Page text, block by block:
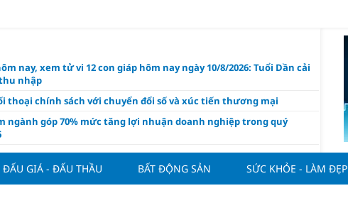
nay, xem tử vi 12 con giáp hôm nay ngày 10/8/2026: Tuổi Dần cải
nhập
thoại chính sách với chuyển đổi số và xúc tiến thương mại
ngành góp 70% mức tăng lợi nhuận doanh nghiệp trong quý
nghiệp kiến nghị gì trong dự thảo Luật Kinh doanh bất động sản
chính thức đàm phán mua Joao Palhinha từ Bayern Munich
ĐẤU GIÁ - ĐẤU THẦU BẤT ĐỘNG SẢN SỨC KHỎE - LÀM ĐẸP